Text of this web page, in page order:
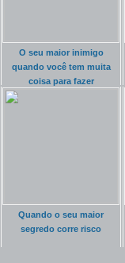
O seu maior inimigo
quando você tem muita
coisa para fazer
Quando o seu maior
segredo corre risco